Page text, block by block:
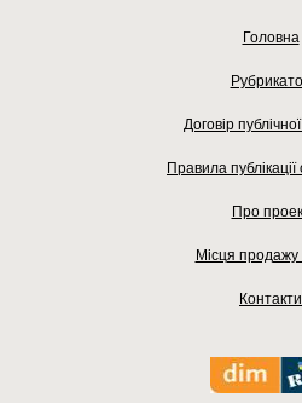
Головна
Договір
Правила
Про
Місця продажу
Контакти